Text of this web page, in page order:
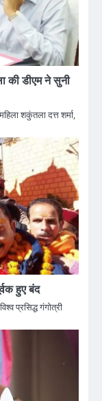
की डीएम ने सुनी
शकुंतला दत्त शर्मा,
हुए बंद
प्रसिद्ध गंगोत्री